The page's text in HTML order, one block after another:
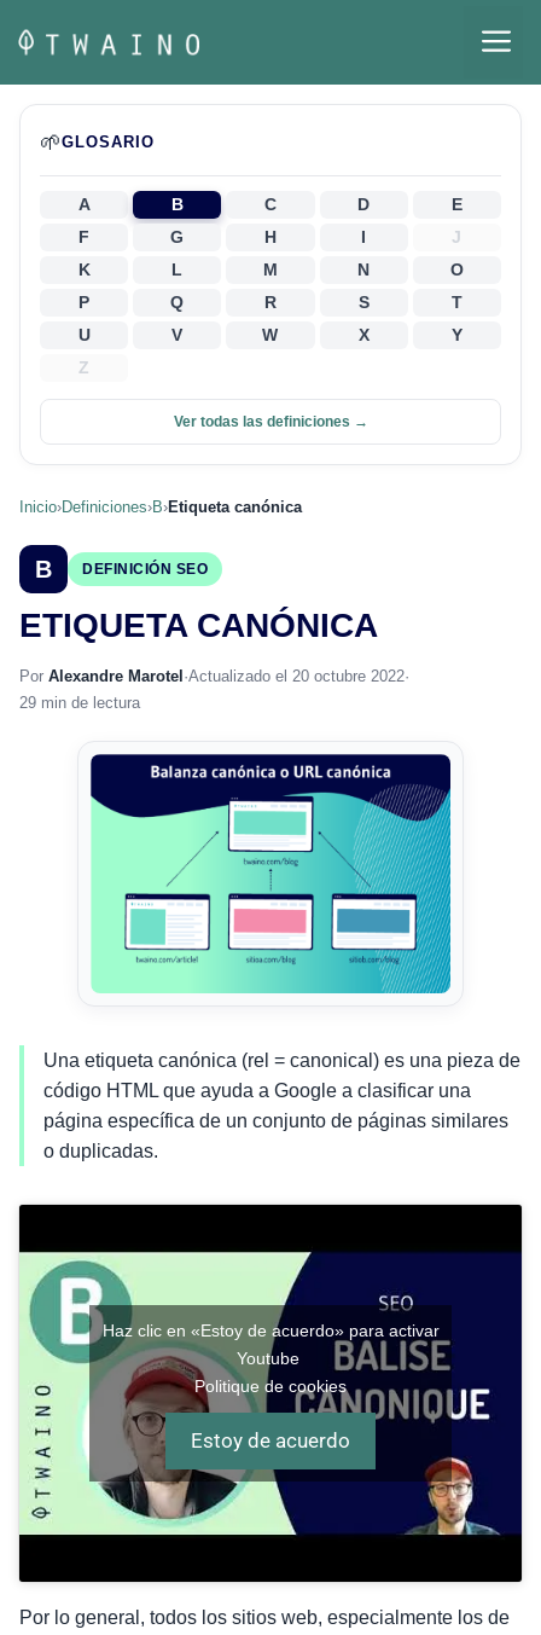
contenido
🌱GLOSARIO
A B C D
E
F
G H I
J
K
L M N
O
P
Q R S
T
U
V W X
Y
Z
Ver todas las definiciones →
Inicio›Definiciones›B›Etiqueta canónica
B DEFINICIÓN SEO
ETIQUETA CANÓNICA
Por Alexandre Marotel ·Actualizado el 20 octubre 2022·
29 min de lectura
Una etiqueta canónica (rel = canonical) es una pieza de
código HTML que ayuda a Google a clasificar una
página específica de un conjunto de páginas similares
o duplicadas.
Haz clic en «Estoy de acuerdo» para activar
Youtube
Politique de cookies
Estoy de acuerdo
Por lo general, todos los sitios web, especialmente los de